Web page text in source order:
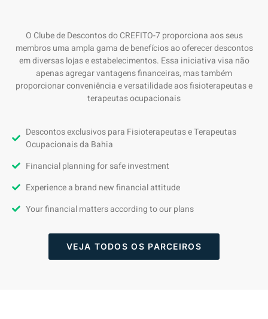
O Clube de Descontos do CREFITO-7 proporciona aos seus
membros uma ampla gama de benefícios ao oferecer descontos
em diversas lojas e estabelecimentos. Essa iniciativa visa não
apenas agregar vantagens financeiras, mas também
proporcionar conveniência e versatilidade aos fisioterapeutas e
terapeutas ocupacionais
Descontos exclusivos para Fisioterapeutas e Terapeutas
Ocupacionais da Bahia
Financial planning for safe investment
Experience a brand new financial attitude
Your financial matters according to our plans
VEJA TODOS OS PARCEIROS